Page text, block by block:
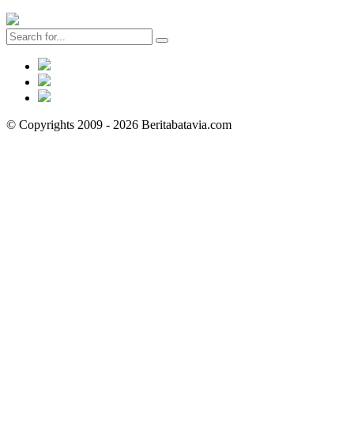
© Copyrights 2009 - 2026 Beritabatavia.com